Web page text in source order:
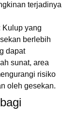
terjadinya
Kulup yang
berlebih
dapat
sunat, area
risiko
oleh gesekan.